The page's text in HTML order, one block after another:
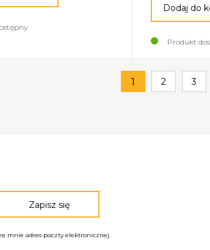
Dodaj do
Produkt
1 2 3
mnie adres poczty elektronicznej.